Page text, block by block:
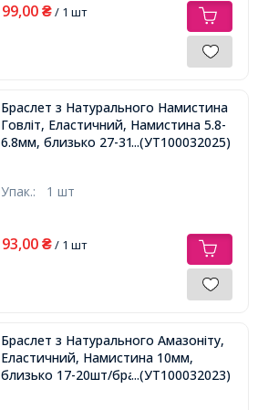
99,00 ₴/ 1 шт
Браслет з Натурального Намистина
Говліт, Еластичний, Намистина 5.8-
6.8мм, близько 27-31шт/браслет,
...(УТ100032025)
Упак.: 1 шт
93,00 ₴/ 1 шт
Браслет з Натурального Амазоніту,
Еластичний, Намистина 10мм,
близько 17-20шт/браслет,...(УТ100032023)